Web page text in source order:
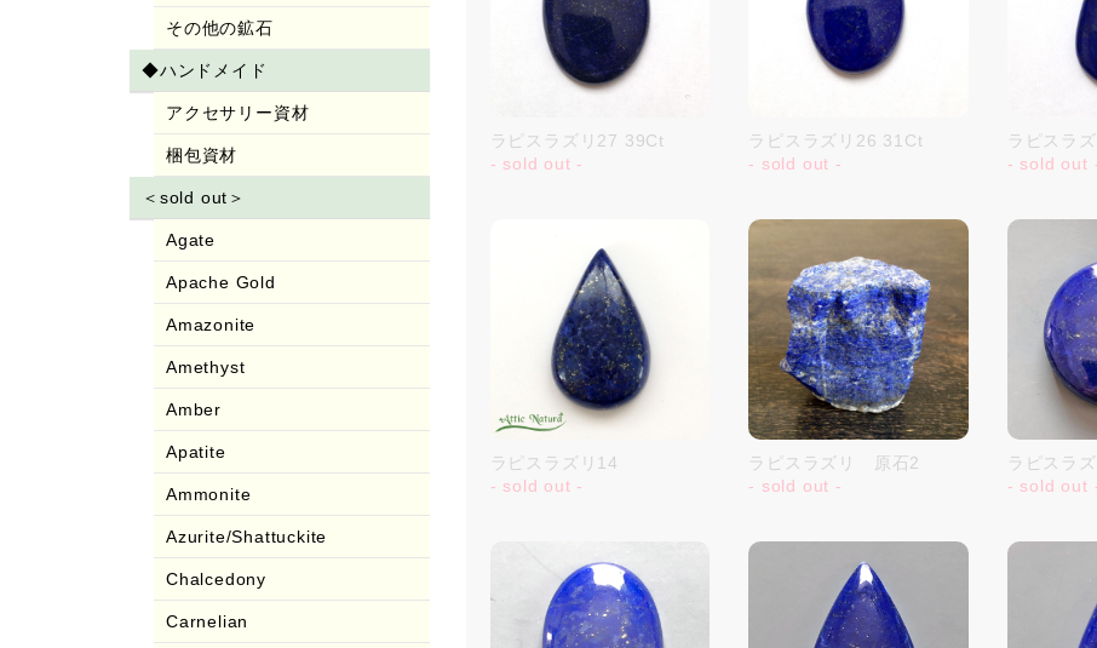
その他の鉱石
◆ハンドメイド
アクセサリー資材
梱包資材
＜sold out＞
Agate
Apache Gold
Amazonite
Amethyst
Amber
Apatite
Ammonite
Azurite/Shattuckite
Chalcedony
Carnelian
ラピスラズリ27 39Ct
- sold out -
ラピスラズリ26 31Ct
- sold out -
ラピスラ
- sold out
ラピスラズリ14
- sold out -
ラピスラズリ 原石2
- sold out -
ラピスラ
- sold out